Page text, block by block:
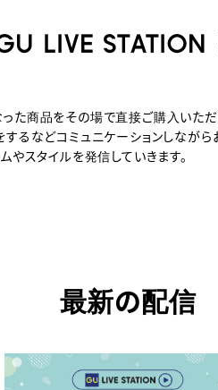
LIVE STATION
た商品をその場で直接ご購入いただ
するなどコミュニケーションしなが
スタイルを発信していきます。
最新の配信